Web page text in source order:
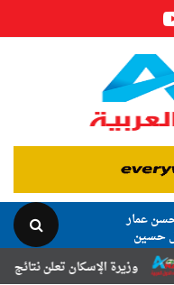
عمار
حسين
الإسكان تعلن نتائج قرعة